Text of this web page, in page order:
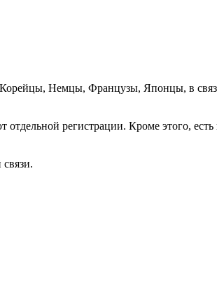
Немцы, Французы, Японцы, в
регистрации. Кроме этого,
связи.